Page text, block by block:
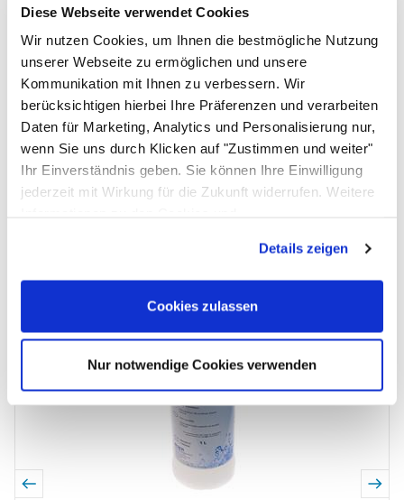
Diese Webseite verwendet Cookies
Wir nutzen Cookies, um Ihnen die bestmögliche Nutzung
unserer Webseite zu ermöglichen und unsere
Kommunikation mit Ihnen zu verbessern. Wir
berücksichtigen hierbei Ihre Präferenzen und verarbeiten
Daten für Marketing, Analytics und Personalisierung nur,
wenn Sie uns durch Klicken auf "Zustimmen und weiter"
Ihr Einverständnis geben. Sie können Ihre Einwilligung
jederzeit mit Wirkung für die Zukunft widerrufen. Weitere
Details zeigen
Cookies zulassen
Nur notwendige Cookies verwenden
Edelstahl V2A Werkstoff 1.4301, Schliff Korn 320
Materialstärke
1 mm
Aufkantung
Mit oder ohne
Grundboden
Ja
Höhenverstellbarkeit
Passendes Zubehör von ALLPAX
Topseller